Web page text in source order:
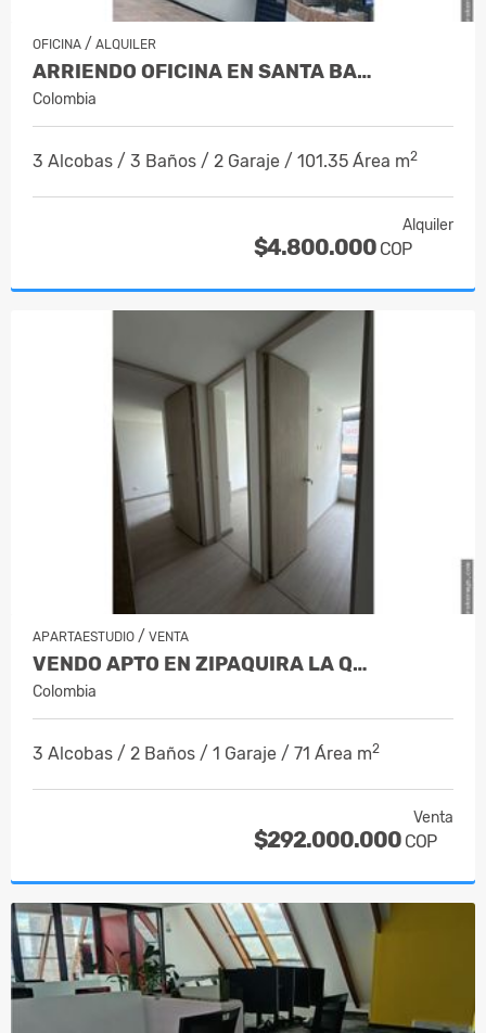
OFICINA / ALQUILER
ARRIENDO OFICINA EN SANTA BA…
Colombia
3 Alcobas / 3 Baños / 2 Garaje / 101.35 Área m2
Alquiler
$4.800.000 COP
APARTAESTUDIO / VENTA
VENDO APTO EN ZIPAQUIRA LA Q…
Colombia
3 Alcobas / 2 Baños / 1 Garaje / 71 Área m2
Venta
$292.000.000 COP